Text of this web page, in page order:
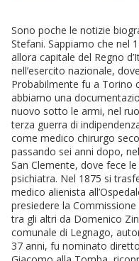
Sono poche le notizie
Stefani. Sappiamo che nel
allora capitale del Regno
nell’esercito nazionale,
Probabilmente fu a Torino
abbiamo una
nuovo sotto le armi, nel
terza guerra di
come medico chirurgo
passando sei anni dopo,
San Clemente, dove fece
psichiatra. Nel 1875 si
medico alienista
presiedere la
tra gli altri da Domenico
comunale di Legnago,
37 anni, fu nominato